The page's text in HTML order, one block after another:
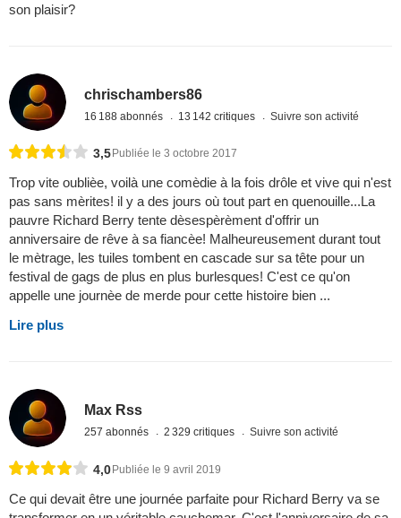
son plaisir?
chrischambers86
16 188 abonnés 13 142 critiques Suivre son activité
3,5 Publiée le 3 octobre 2017
Trop vite oublièe, voilà une comèdie à la fois drôle et vive qui n'est
pas sans mèrites! il y a des jours où tout part en quenouille...La
pauvre Richard Berry tente dèsespèrèment d'offrir un
anniversaire de rêve à sa fiancèe! Malheureusement durant tout
le mètrage, les tuiles tombent en cascade sur sa tête pour un
festival de gags de plus en plus burlesques! C'est ce qu'on
appelle une journèe de merde pour cette histoire bien ...
Lire plus
Max Rss
257 abonnés 2 329 critiques Suivre son activité
4,0Publiée le 9 avril 2019
Ce qui devait être une journée parfaite pour Richard Berry va se